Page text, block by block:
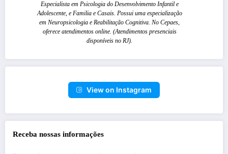
Especialista em Psicologia do Desenvolvimento Infantil e
Adolescente, e Familia e Casais. Possui uma especialização
em Neuropsicologia e Reabilitação Cognitiva. No Cepaes,
oferece atendimentos online. (Atendimentos presenciais
disponíveis no RJ).
View on Instagram
Receba nossas informações